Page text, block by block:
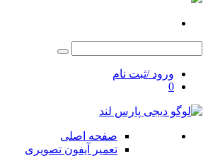
ورود /ثبت نام
0
صفحه اصلی
تعمیر آیفون تصویری